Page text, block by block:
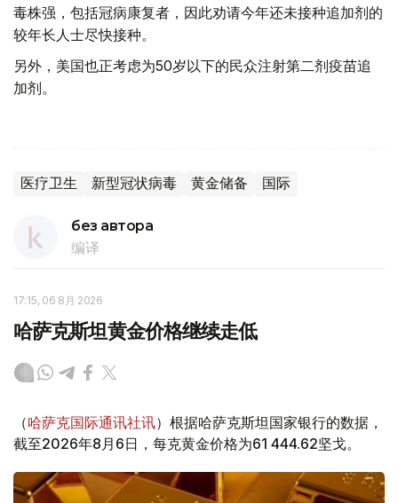
毒株强，包括冠病康复者，因此劝请今年还未接种追加剂的
较年长人士尽快接种。
另外，美国也正考虑为50岁以下的民众注射第二剂疫苗追
加剂。
医疗卫生 新型冠状病毒 黄金储备 国际
без автора
编译
17:15, 06 8月 2026
哈萨克斯坦黄金价格继续走低
（哈萨克国际通讯社讯）根据哈萨克斯坦国家银行的数据，
截至2026年8月6日，每克黄金价格为61 444.62坚戈。